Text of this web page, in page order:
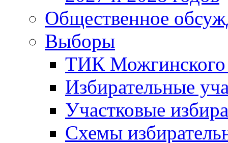
Общественное
Выборы
ТИК Можгинского
Избирательные
Участковые
Схемы